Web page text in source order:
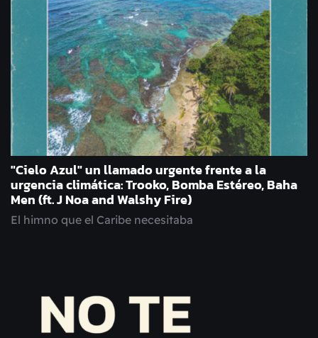
"Cielo Azul" un llamado urgente frente a la
urgencia climática: Trooko, Bomba Estéreo, Baha
Men (ft. J Noa and Walshy Fire)
El himno que el Caribe necesitaba